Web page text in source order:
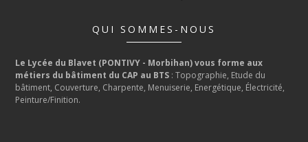
QUI SOMMES-NOUS
Le Lycée du Blavet (PONTIVY - Morbihan) vous forme aux
métiers du bâtiment du CAP au BTS : Topographie, Etude du
bâtiment, Couverture, Charpente, Menuiserie, Energétique, Électricité,
Peinture/Finition.